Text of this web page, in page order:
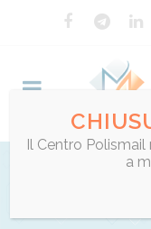
Il Centro
a